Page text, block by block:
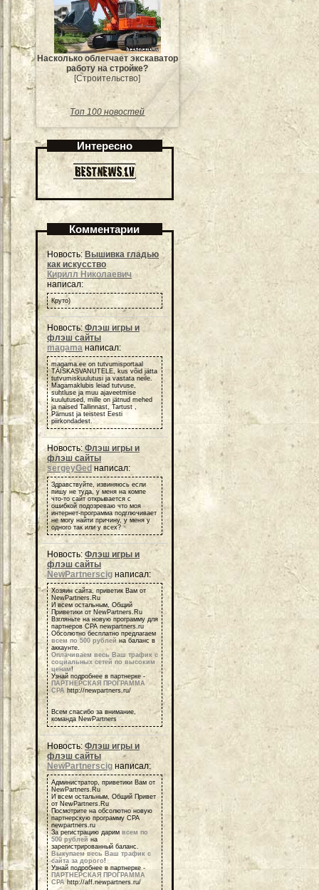
Насколько облегчает экскаватор
работу на стройке?
[Строительство]
Топ 100 новостей
Интересно
Комментарии
Новость:Вышивка гладью
как искусство
Кирилл Николаевич
написал:
Круто)
Новость: Флэш игры и
флэш сайты
magama написал:
magama.ee on tutvumisportaal
TÄISKASVANUTELE, kus võid jätta
tutvumiskuulutusi ja vastata neile.
Magamaklubis leiad tutvuse,
suhtluse ja muu ajaveetmise
kuulutused, mille on jätnud mehed
ja naised Tallinnast, Tartust ,
Pärnust ja teistest Eesti
piirkondadest.
Новость: Флэш игры и
флэш сайты
sergeyGed написал:
Здравствуйте, извиняюсь если
пишу не туда, у меня на компе
что-то сайт открывается с
ошибкой подозреваю что моя
интернет-программа подглючивает
не могу найти причину, у меня у
одного так или у всех?
Новость: Флэш игры и
флэш сайты
NewPartnerscig написал:
Хозяин сайта, приветик Вам от
NewPartners.Ru
И всем остальным, Общий
Приветики от NewPartners.Ru
Взгляньте на новую программу для
партнеров СРА newpartners.ru
Обсолютно бесплатно предлагаем
всем по 500 рублей на баланс в
аккаунте.
Оплачиваем весь Ваш трафик с
социальных сетей по высоким
ценам!
Узнай подробнее в партнерке -
ПАРТНЕРСКАЯ ПРОГРАММА
СРА http://newpartners.ru/
Всем спасибо за внимание,
команда NewPartners
Новость:Флэш игры и
флэш сайты
NewPartnerscig написал:
Администратор, приветики Вам от
NewPartners.Ru
И всем остальным, Общий Привет
от NewPartners.Ru
Посмотрите на обсолютно новую
партнерскую программу СРА
newpartners.ru
За регистрацию дарим всем по
500 рублей на
зарегистрированный баланс.
Выкупаем весь Ваш трафик с
сайта за дорого!
Узнай подробнее в партнерке -
ПАРТНЕРСКАЯ ПРОГРАММА
СРА http://aff.newpartners.ru/